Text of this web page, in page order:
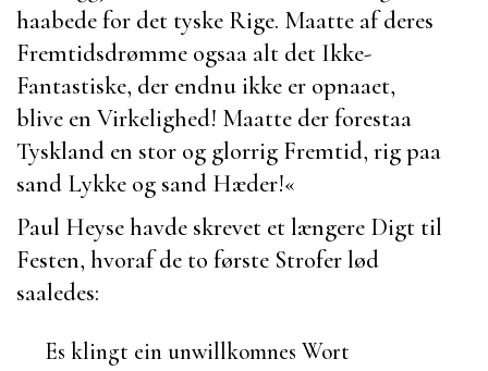
haabede for det tyske Rige. Maatte af deres
Fremtidsdrømme ogsaa alt det Ikke-
Fantastiske, der endnu ikke er opnaaet,
blive en Virkelighed! Maatte der forestaa
Tyskland en stor og glorrig Fremtid, rig paa
sand Lykke og sand Hæder!«
Paul Heysehavde skrevet et længere Digt til
Festen, hvoraf de to første Strofer lød
saaledes:
Es klingt ein unwillkomnes Wort